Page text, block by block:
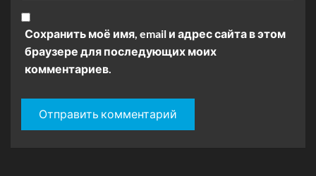
Сохранить моё имя, email и адрес сайта в этом
браузере для последующих моих
комментариев.